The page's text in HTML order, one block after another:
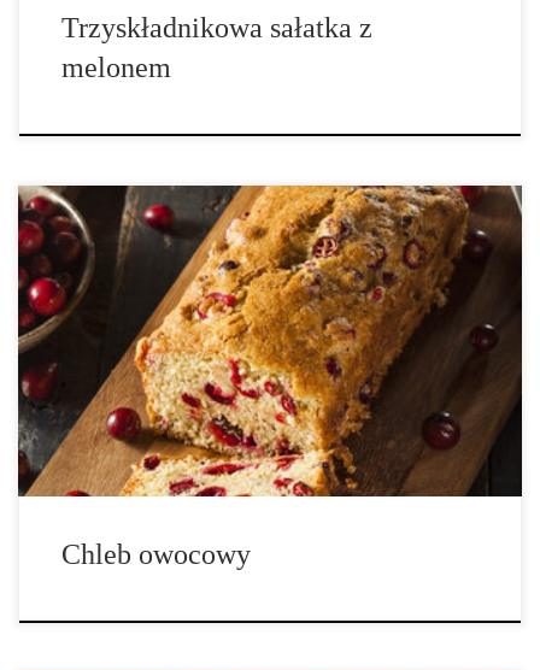
Trzyskładnikowa sałatka z
melonem
Dzisiaj mamy dla was przepis na owocowy bochenek chleba.
Chleb będzie dobry do tygodnia po upieczeniu, świetnie sprawdzi
się również w formie francuskich tostów. Uwaga: chleb pełen jest
glutenu i marihuany! Czas przygotowania: 10 minut Czas
pieczenia 40 minut Ilość […]
Chleb owocowy